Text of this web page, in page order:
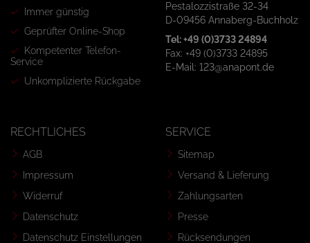
Immer günstig
Geprüfter Online-Shop
Kompetenter Telefon-
Service
Unkomplizierte Rückgabe
Pestalozzistraße 32-34
D-09456 Annaberg-Buchholz
Tel: +49 (0)3733 24894
Fax: +49 (0)3733 24895
E-Mail: 123@anapont.de
RECHTLICHES
AGB
Impressum
Widerruf
Datenschutz
Datenschutz Einstellungen
SERVICE
Sitemap
Versand & Lieferung
Zahlungsarten
Presse
Rücksendungen